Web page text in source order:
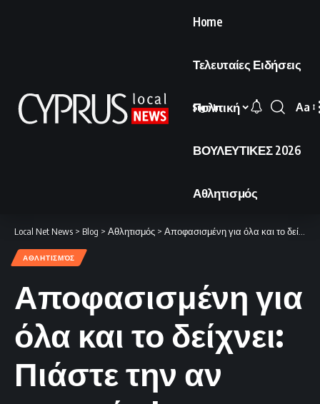
Home
Τελευταίες Ειδήσεις
Πολιτική
ΒΟΥΛΕΥΤΙΚΕΣ 2026
Αθλητισμός
Sign In
Font
Aa
Local Net News > Blog > Αθλητισμός > Αποφασισμένη για όλα και το δείχνει: Πιάστε την αν μπορείτε!
ΑΘΛΗΤΙΣΜΌΣ
Αποφασισμένη για
όλα και το δείχνει:
Πιάστε την αν